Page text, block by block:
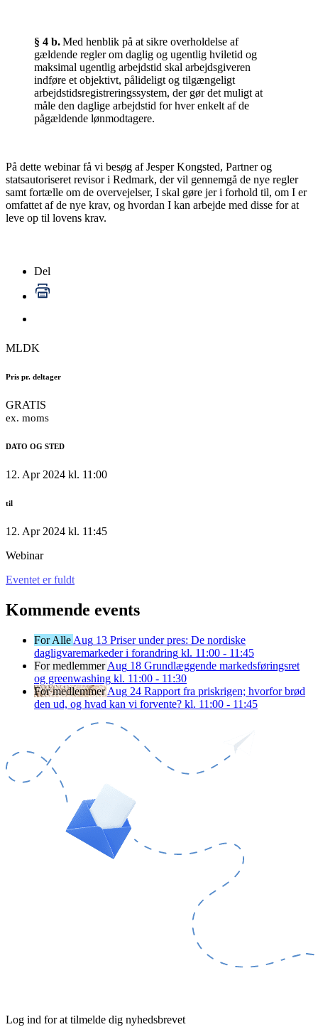
§ 4 b.Med henblik på at sikre overholdelse af
gældende regler om daglig og ugentlig hviletid og
maksimal ugentlig arbejdstid skal arbejdsgiveren
indføre et objektivt, pålideligt og tilgængeligt
arbejdstidsregistreringssystem, der gør det muligt at
måle den daglige arbejdstid for hver enkelt af de
pågældende lønmodtagere.
På dette webinar få vi besøg af Jesper Kongsted, Partner og
statsautoriseret revisor i Redmark, der vil gennemgå de nye regler
samt fortælle om de overvejelser, I skal gøre jer i forhold til, om I er
omfattet af de nye krav, og hvordan I kan arbejde med disse for at
leve op til lovens krav.
Del
MLDK
Pris pr. deltager
GRATIS
ex. moms
DATO OG STED
12. Apr 2024 kl. 11:00
til
12. Apr 2024 kl. 11:45
Webinar
Eventet er fuldt
Kommende events
For Alle Aug 13 Priser under pres: De nordiske
dagligvaremarkeder i forandring kl. 11:00 - 11:45
For medlemmer Aug 18 Grundlæggende markedsføringsret
og greenwashing kl. 11:00 - 11:30
For medlemmer Aug 24 Rapport fra priskrigen; hvorfor brød
den ud, og hvad kan vi forvente? kl. 11:00 - 11:45
Log ind for at tilmelde dig nyhedsbrevet